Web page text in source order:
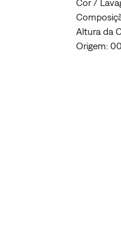
Cor /
Altura da
Origem: